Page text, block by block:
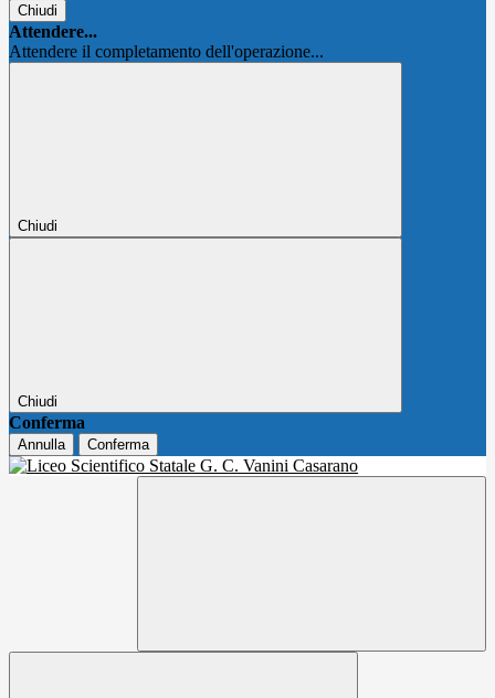
Chiudi
Attendere...
Attendere il completamento dell'operazione...
Chiudi
Chiudi
Conferma
Annulla Conferma